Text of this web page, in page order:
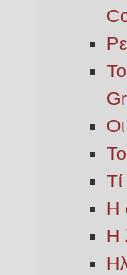
Η
Η